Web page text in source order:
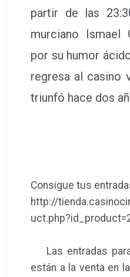
partir de las
murciano Ismael
por su humor
regresa al casino
triunfó hace dos
Consigue tus
http://
Las entradas
están a la venta en